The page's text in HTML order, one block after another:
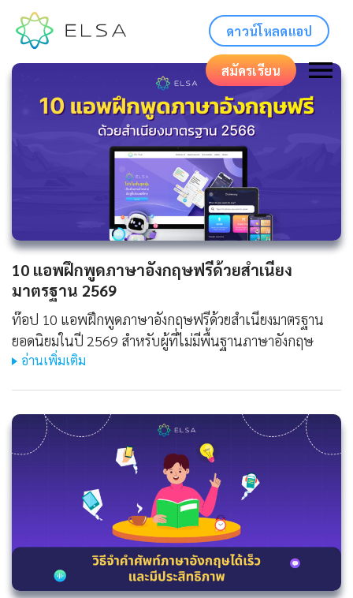
ดาวน์โหลดแอป
สมัครเรียน
10 แอพฝึกพูดภาษาอังกฤษฟรีด้วยสำเนียง
มาตรฐาน 2569
ท๊อป 10 แอพฝึกพูดภาษาอังกฤษฟรีด้วยสำเนียงมาตรฐาน
ยอดนิยมในปี 2569 สำหรับผู้ที่ไม่มีพื้นฐานภาษาอังกฤษ
อ่านเพิ่มเติม